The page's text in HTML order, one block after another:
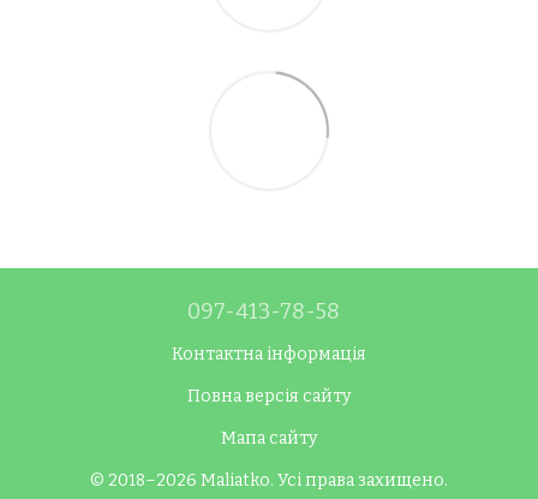
097-413-78-58
Контактна інформація
Повна версія сайту
Мапа сайту
© 2018–2026 Maliatko. Усі права захищено.